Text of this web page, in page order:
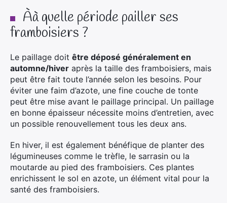
Àà quelle période pailler ses
framboisiers ?
Le paillage doit être déposé généralement en
automne/hiver après la taille des framboisiers, mais
peut être fait toute l’année selon les besoins. Pour
éviter une faim d’azote, une fine couche de tonte
peut être mise avant le paillage principal. Un paillage
en bonne épaisseur nécessite moins d’entretien, avec
un possible renouvellement tous les deux ans.
En hiver, il est également bénéfique de planter des
légumineuses comme le trèfle, le sarrasin ou la
moutarde au pied des framboisiers. Ces plantes
enrichissent le sol en azote, un élément vital pour la
santé des framboisiers.